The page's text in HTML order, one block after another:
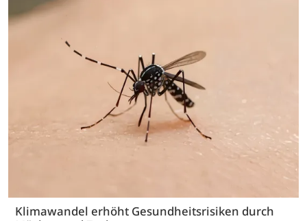
Klimawandel erhöht Gesundheitsrisiken durch